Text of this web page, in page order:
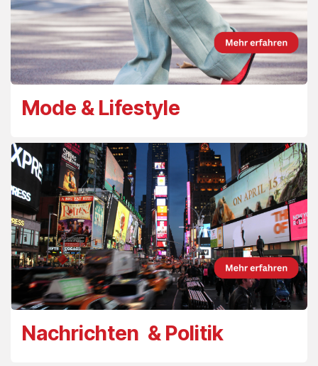
Mode & Lifestyle
Nachrichten & Politik